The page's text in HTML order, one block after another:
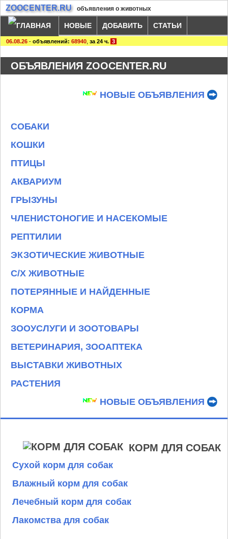
ZOOCENTER.RU объявления о животных
НОВЫЕ ДОБАВИТЬ СТАТЬИ
06.08.26 - объявлений: 68940 за 24 ч. 3
ОБЪЯВЛЕНИЯ ZOOCENTER.RU
НОВЫЕ ОБЪЯВЛЕНИЯ
СОБАКИ
КОШКИ
ПТИЦЫ
АКВАРИУМ
ГРЫЗУНЫ
ЧЛЕНИСТОНОГИЕ И НАСЕКОМЫЕ
РЕПТИЛИИ
ЭКЗОТИЧЕСКИЕ ЖИВОТНЫЕ
С/Х ЖИВОТНЫЕ
ПОТЕРЯННЫЕ И НАЙДЕННЫЕ
КОРМА
ЗООУСЛУГИ И ЗООТОВАРЫ
ВЕТЕРИНАРИЯ, ЗООАПТЕКА
ВЫСТАВКИ ЖИВОТНЫХ
РАСТЕНИЯ
НОВЫЕ ОБЪЯВЛЕНИЯ
КОРМ ДЛЯ СОБАК
Сухой корм для собак
Влажный корм для собак
Лечебный корм для собак
Лакомства для собак